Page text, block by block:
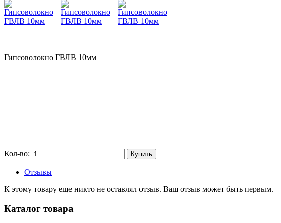
Гипсоволокно ГВЛВ 10мм
Кол-во:
Купить
Отзывы
К этому товару еще никто не оставлял отзыв. Ваш отзыв может быть первым.
Каталог товара